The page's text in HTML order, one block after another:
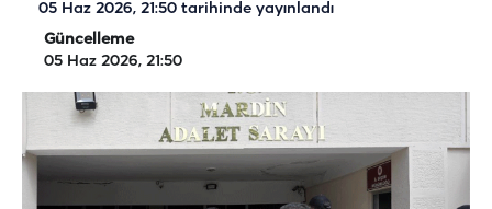
05 Haz 2026, 21:50 tarihinde yayınlandı
Güncelleme
05 Haz 2026, 21:50